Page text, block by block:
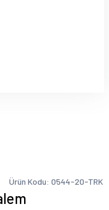
Ürün Kodu: 0544-20-TRK